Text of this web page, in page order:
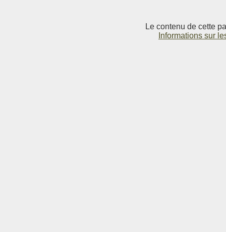
Le contenu de cette
Informations sur